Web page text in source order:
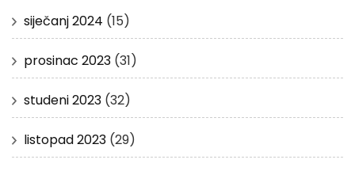
siječanj 2024 (15)
prosinac 2023 (31)
studeni 2023 (32)
listopad 2023 (29)